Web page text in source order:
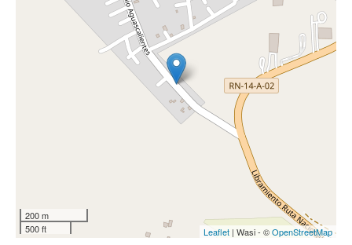
200 m
500 ft
Leaflet | Wasi - ©OpenStreetMap